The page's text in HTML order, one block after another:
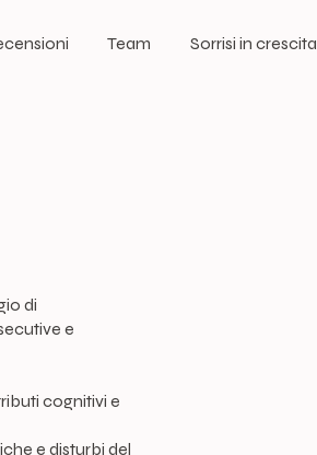
Team Sorrisi in crescita
di
e
cognitivi e
e disturbi del